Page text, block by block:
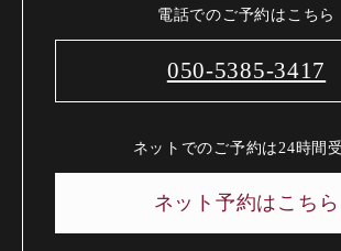
電話でのご予約はこちら
050-5385-3417
ネットでのご予約は24時間
ネット予約はこちら